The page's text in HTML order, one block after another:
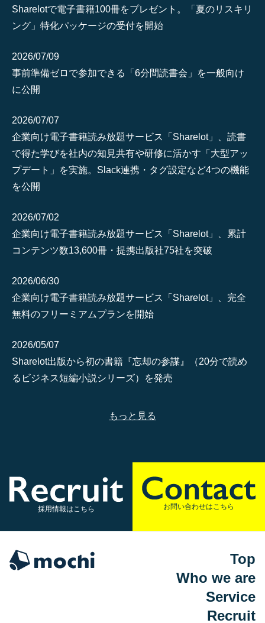
Sharelotで電子書籍100冊をプレゼント。「夏のリスキリ
ング」特化パッケージの受付を開始
2026/07/09
事前準備ゼロで参加できる「6分間読書会」を一般向け
に公開
2026/07/07
企業向け電子書籍読み放題サービス「Sharelot」、読書
で得た学びを社内の知見共有や研修に活かす「大型アッ
プデート」を実施。Slack連携・タグ設定など4つの機能
を公開
2026/07/02
企業向け電子書籍読み放題サービス「Sharelot」、累計
コンテンツ数13,600冊・提携出版社75社を突破
2026/06/30
企業向け電子書籍読み放題サービス「Sharelot」、完全
無料のフリーミアムプランを開始
2026/05/07
Sharelot出版から初の書籍『忘却の参謀』（20分で読め
るビジネス短編小説シリーズ）を発売
もっと見る
採用情報はこちら お問い合わせはこちら
Top
Who we are
Service
Recruit